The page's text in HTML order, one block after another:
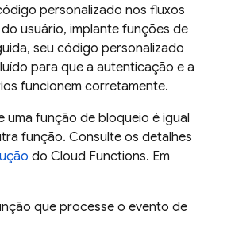
personalizado nos fluxos
usuário, implante funções de
seu código personalizado
para que a autenticação e a
funcionem corretamente.
uma função de bloqueio é igual
função. Consulte os detalhes
do Cloud Functions. Em
que processe o evento de